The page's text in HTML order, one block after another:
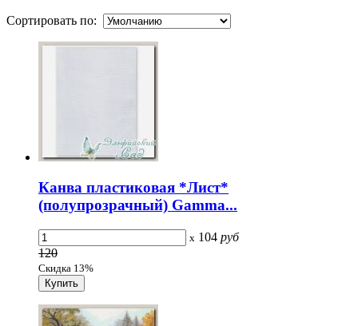
Сортировать по:
Канва пластиковая *Лист*
(полупрозрачный) Gamma...
x 104 руб
120
Скидка 13%